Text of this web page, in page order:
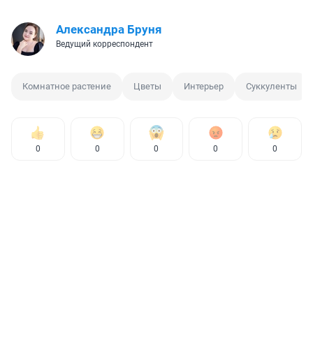
Александра Бруня
Ведущий корреспондент
Комнатное растение Цветы Интерьер Суккуленты
0 0 0 0 0